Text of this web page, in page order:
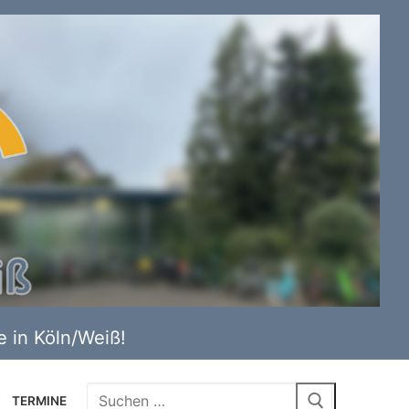
in Köln/Weiß!
TERMINE
Suchen